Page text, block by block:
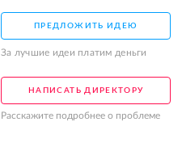
ПРЕДЛОЖИТЬ ИДЕЮ
За лучшие идеи платим деньги
НАПИСАТЬ ДИРЕКТОРУ
Расскажите подробнее о проблеме